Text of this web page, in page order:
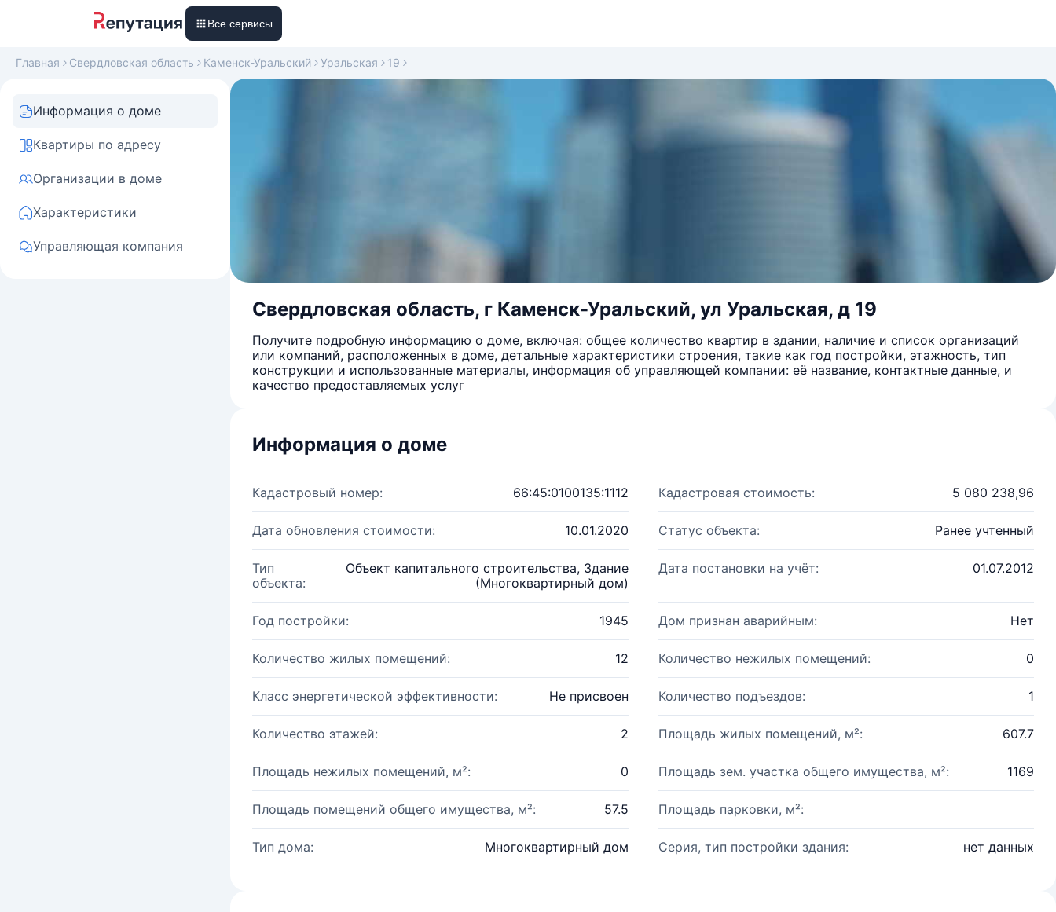
Все сервисы
Главная Свердловская область Каменск-Уральский Уральская 19
Информация о доме
Квартиры по адресу
Организации в доме
Характеристики
Управляющая компания
Свердловская область, г Каменск-Уральский, ул Уральская, д 19
Получите подробную информацию о доме, включая: общее количество квартир в здании, наличие и список организаций
или компаний, расположенных в доме, детальные характеристики строения, такие как год постройки, этажность, тип
конструкции и использованные материалы, информация об управляющей компании: её название, контактные данные, и
качество предоставляемых услуг
Информация о доме
Кадастровый номер: 66:45:0100135:1112 Кадастровая стоимость: 5 080 238,96
Дата обновления стоимости: 10.01.2020 Статус объекта: Ранее учтенный
Тип
объекта:
Объект капитального строительства, Здание
(Многоквартирный дом)
Дата постановки на учёт: 01.07.2012
Год постройки: 1945 Дом признан аварийным: Нет
Количество жилых помещений: 12 Количество нежилых помещений: 0
Класс энергетической эффективности: Не присвоен Количество подъездов: 1
Количество этажей: 2 Площадь жилых помещений, м²: 607.7
Площадь нежилых помещений, м²: 0 Площадь зем. участка общего имущества, м²: 1169
Площадь помещений общего имущества, м²: 57.5 Площадь парковки, м²:
Тип дома: Многоквартирный дом Серия, тип постройки здания: нет данных